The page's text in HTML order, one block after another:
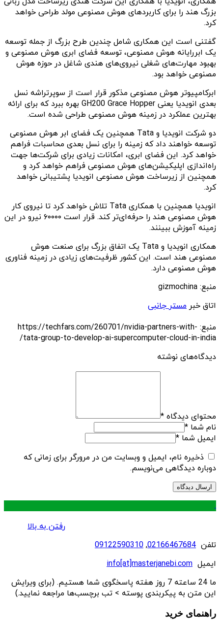
بزرگ هند را برای کاربردهای هوش مصنوعی مولد طراحی خواهد
کرد.
گفتنی است این همکاری شامل چندین طرح بزرگ از جمله توسعه
یک ابررایانه هوش مصنوعی، توسعه فضای ابری هوش مصنوعی و
بهبود مهارت‌های شغلی نیروی‌های هندی شاغل در حوزه هوش
مصنوعی خواهد بود.
ابرکامپیوتر هوش مصنوعی مذکور قرار است از سوپرتراشه نسل
بعدی انویدیا یعنی GH200 Grace Hopper بهره ببرد که برای ارائه
بهترین عملکرد در زمینه هوش مصنوعی طراحی شده است.
دو شرکت انویدیا و Tata همچنین یک فضای ابر هوش مصنوعی
توسعه خواهند داد که زمینه را برای نسل بعدی محاسبات فراهم
خواهد کرد. این فضای ابری، امکانات زیادی برای شرکت‌ها جهت
راه‌اندازی اپلیکیشن‌های هوش مصنوعی فراهم خواهد کرد و
همچنین از زیرساخت هوش مصنوعی انویدیا پشتیبانی خواهد
کرد.
انویدیا همچنین با همکاری Tata تلاش خواهد کرد تا نیروی کار
هوش مصنوعی هند را حرفه‌ای‌تر کند. قرار است ۶۰۰۰۰ نیرو در این
زمینه آموزش ببینند.
همکاری انویدیا و Tata یک اتفاق بزرگ برای صنعت هوش
مصنوعی هند است. این کشور ظرفیت‌های زیادی در زمینه فناوری
هوش مصنوعی دارد.
منبع: gizmochina
اتاق خبر مستر جانبی
منبع: https://techfars.com/260701/nvidia-partners-with-
tata-group-to-develop-ai-supercomputer-cloud-in-india/
دیدگاه‌های نوشته
محتوای دیدگاه *
نام شما *
ایمیل شما *
ذخیره نام، ایمیل و وبسایت من در مرورگر برای زمانی که
دوباره دیدگاهی می‌نویسم.
.
رفتن به بالا
تلفن 02166467684
,
09122590310
ایمیل info[at]masterjanebi.com
ما 24 ساعته 7 روز هفته پاسخگوی شما هستیم. (برای ویرایش
این متن به پیکربندی پوسته > تب برچسب‌ها مراجعه نمایید.)
راهنمای خرید